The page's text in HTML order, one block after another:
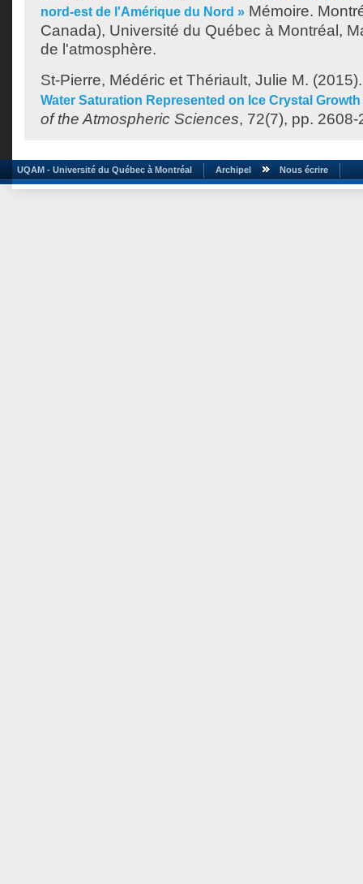
nord-est de l'Amérique du Nord » Mémoire.
Canada), Université du Québec à Montréal,
de l'atmosphère.
St-Pierre, Médéric et Thériault, Julie M.
Water Saturation Represented on Ice Crystal
of the Atmospheric Sciences, 72(7), pp. 2608-
UQAM - Université du Québec à Montréal Archipel Nous écrire